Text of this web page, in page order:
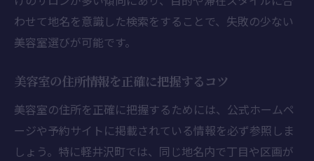
わせて地名を意識した検索をすることで、失敗の少ない
美容室選びが可能です。
美容室の住所情報を正確に把握するコツ
美容室の住所を正確に把握するためには、公式ホームペ
ージや予約サイトに掲載されている情報を必ず参照しま
しょう。特に軽井沢町では、同じ地名内で丁目や区画が